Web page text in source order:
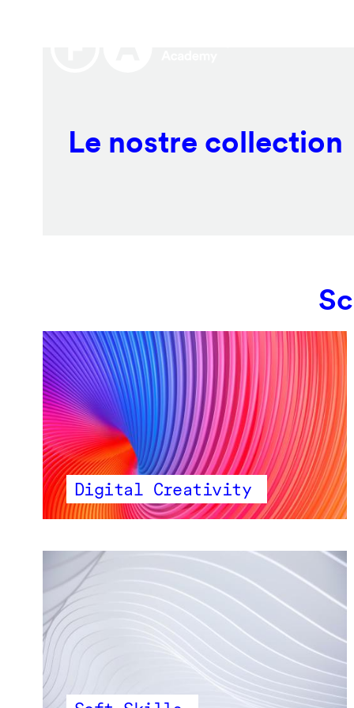
Le nostre collection
Digital Creativity